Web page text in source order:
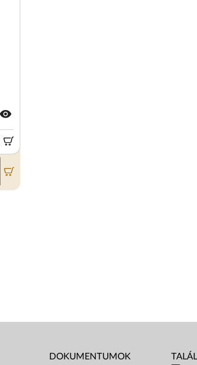
DOKUMENTUMOK